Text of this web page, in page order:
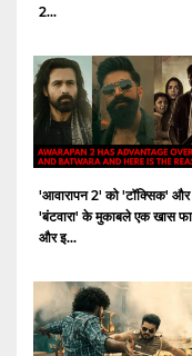
2...
'आवारापन 2' को 'टॉक्सिक' और
'बंटवारा' के मुकाबले एक खास
और इ...